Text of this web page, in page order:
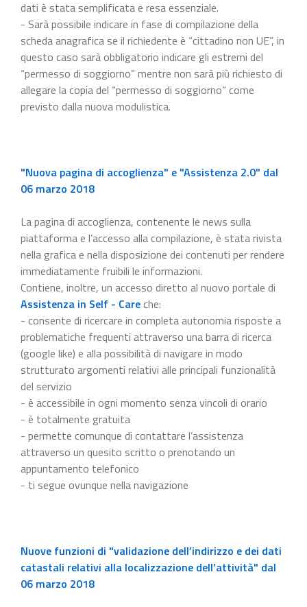
dati è stata semplificata e resa essenziale.
- Sarà possibile indicare in fase di compilazione della
scheda anagrafica se il richiedente è “cittadino non UE”, in
questo caso sarà obbligatorio indicare gli estremi del
“permesso di soggiorno” mentre non sarà più richiesto di
allegare la copia del “permesso di soggiorno” come
previsto dalla nuova modulistica.
"Nuova pagina di accoglienza" e "Assistenza 2.0" dal
06 marzo 2018
La pagina di accoglienza, contenente le news sulla
piattaforma e l’accesso alla compilazione, è stata rivista
nella grafica e nella disposizione dei contenuti per rendere
immediatamente fruibili le informazioni.
Contiene, inoltre, un accesso diretto al nuovo portale di
Assistenza in Self - Careche:
- consente di ricercare in completa autonomia risposte a
problematiche frequenti attraverso una barra di ricerca
(google like) e alla possibilità di navigare in modo
strutturato argomenti relativi alle principali funzionalità
del servizio
- è accessibile in ogni momento senza vincoli di orario
- è totalmente gratuita
- permette comunque di contattare l’assistenza
attraverso un quesito scritto o prenotando un
appuntamento telefonico
- ti segue ovunque nella navigazione
Nuove funzioni di "validazione dell’indirizzo e dei dati
catastali relativi alla localizzazione dell’attività" dal
06 marzo 2018